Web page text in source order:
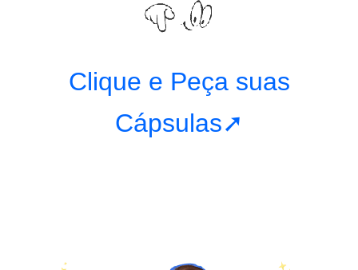
Clique e Peça suas
Cápsulas➚